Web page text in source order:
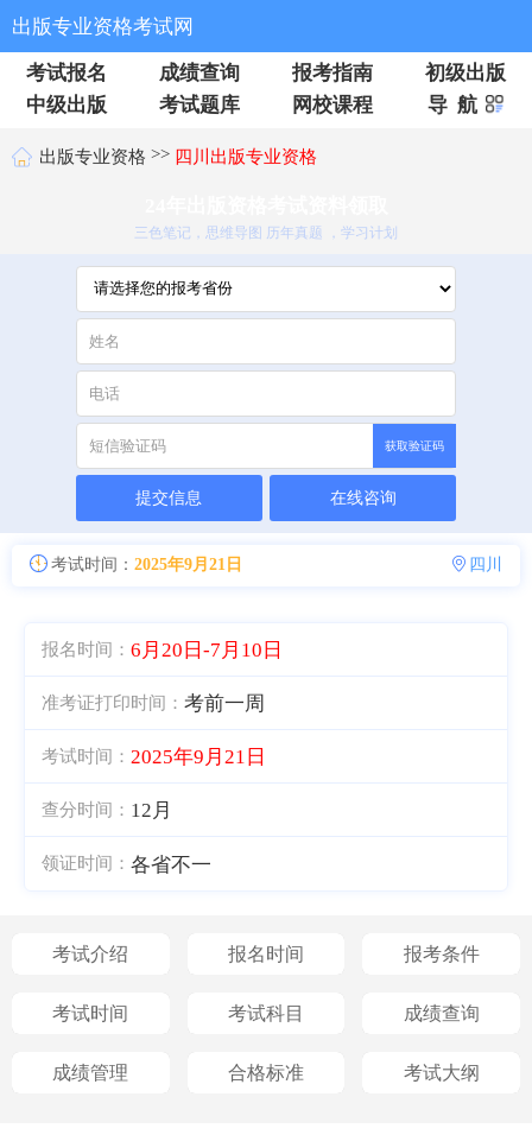
出版专业资格考试网
考试报名 成绩查询 报考指南
初级出版
中级出版
考试题库 网校课程 导 航
出版专业资格 >> 四川出版专业资格
三色笔记，思维导图 历年真题 ，学习计划
获取验证码
提交信息 在线咨询
考试时间： 2025年9月21日 四川
报名时间： 6月20日-7月10日
准考证打印时间： 考前一周
考试时间： 2025年9月21日
查分时间： 12月
领证时间： 各省不一
考试介绍 报名时间 报考条件
考试时间 考试科目 成绩查询
成绩管理 合格标准 考试大纲